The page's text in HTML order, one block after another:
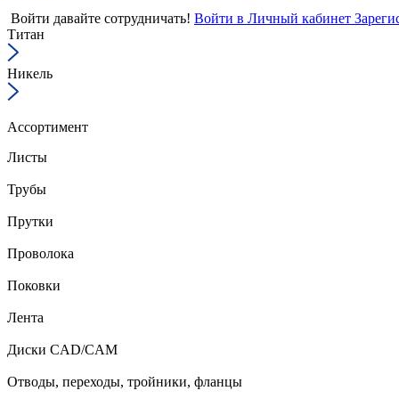
Войти давайте сотрудничать! Войти в Личный кабинет
Титан
Никель
Ассортимент
Листы
Трубы
Прутки
Проволока
Поковки
Лента
Диски CAD/CAM
Отводы, переходы, тройники, фланцы